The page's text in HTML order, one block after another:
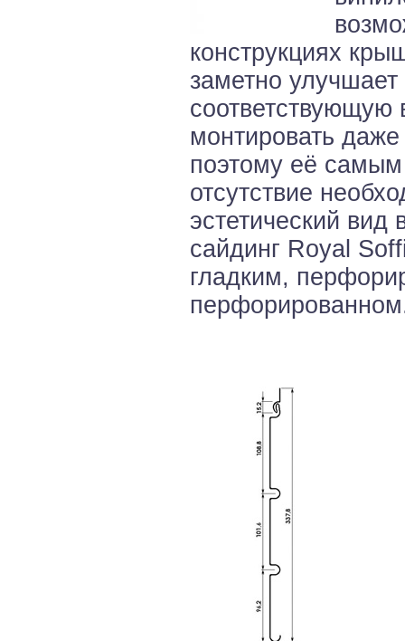
конструкциях
заметно улучшает
монтировать
поэтому её
отсутствие
эстетический вид
сайдинг Royal
гладким,